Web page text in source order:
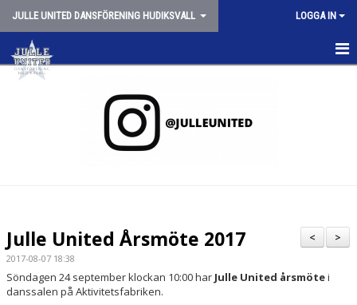
JULLE UNITED DANSFÖRENING HUDIKSVALL LOGGA IN
HEM
SPONSORER
TRYGG CHEERLEADING
>
<
Julle United Årsmöte 2017
2017-08-07 18:38
Söndagen 24 september klockan 10:00 har Julle United årsmötei
danssalen på Aktivitetsfabriken.